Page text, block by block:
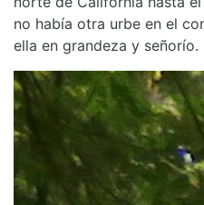
no había otra urbe en el
ella en grandeza y señorío.